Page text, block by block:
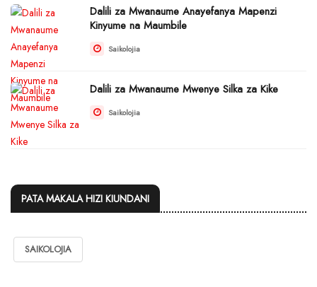
Dalili za Mwanaume Anayefanya Mapenzi
Kinyume na Maumbile
Saikolojia
Dalili za Mwanaume Mwenye Silka za Kike
Saikolojia
PATA MAKALA HIZI KIUNDANI
SAIKOLOJIA